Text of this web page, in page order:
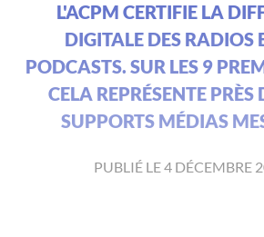
L'ACPM CERTIFIE LA
DIGITALE DES RADIOS
PODCASTS. SUR LES 9
CELA REPRÉSENTE PRÈS
SUPPORTS MÉDIAS
PUBLIÉ LE 4 DÉCEMBRE